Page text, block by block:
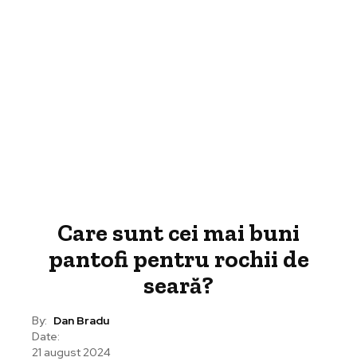
Care sunt cei mai buni
pantofi pentru rochii de
seară?
By: Dan Bradu
Date:
21 august 2024